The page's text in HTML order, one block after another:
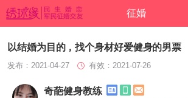
征婚
以结婚为目的，找个身材好爱健身的男票
发布：2021-04-27 有效：2021-07-26
奇葩健身教练